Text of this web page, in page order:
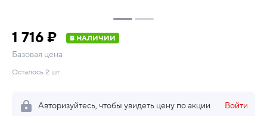
1 716 ₽ В НАЛИЧИИ
Базовая цена
Осталось 2 шт.
Авторизуйтесь, чтобы увидеть цену по акции Войти